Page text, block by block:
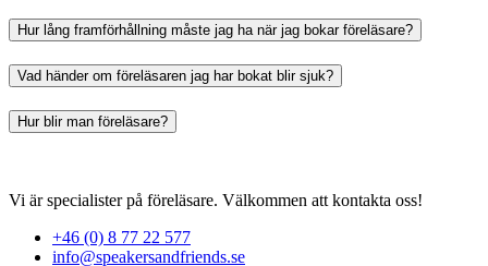
Hur lång framförhållning måste jag ha när jag bokar föreläsare?
Vad händer om föreläsaren jag har bokat blir sjuk?
Hur blir man föreläsare?
Vi är specialister på föreläsare. Välkommen att kontakta oss!
+46 (0) 8 77 22 577
info@speakersandfriends.se